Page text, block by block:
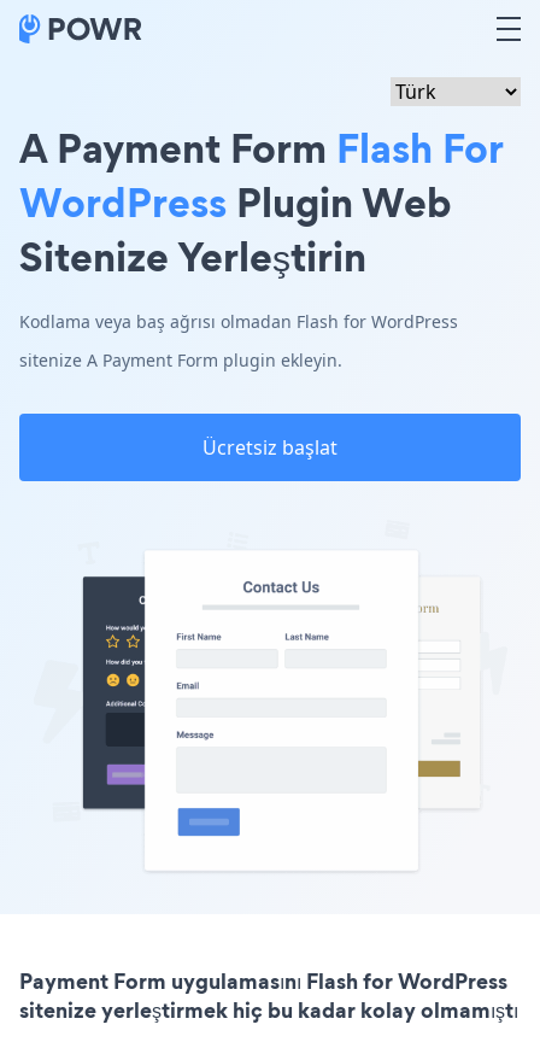
A Payment Form Flash For
WordPress Plugin Web
Sitenize Yerleştirin
Kodlama veya baş ağrısı olmadan Flash for WordPress
sitenize A Payment Form plugin ekleyin.
Ücretsiz başlat
Payment Form uygulamasını Flash for WordPress
sitenize yerleştirmek hiç bu kadar kolay olmamıştı